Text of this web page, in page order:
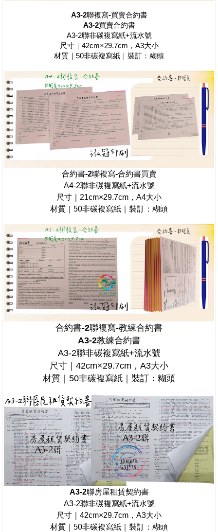
A3-2聯複寫-買賣合約書
A3-2買賣合約書
A3-2聯非碳複寫紙+流水號
尺寸｜42cm×29.7cm，A3大小
材質｜50非碳複寫紙｜裝訂：糊頭
合約書-2聯複寫-合約書買賣
A4-2聯非碳複寫紙+流水號
尺寸｜21cm×29.7cm，A4大小
材質｜50非碳複寫紙｜裝訂：糊頭
合約書-2聯複寫-教練合約書
A3-2教練合約書
A3-2聯非碳複寫紙+流水號
尺寸｜42cm×29.7cm，A3大小
材質｜50非碳複寫紙｜裝訂：糊頭
A3-2聯房屋租賃契約書
A3-2聯非碳複寫紙+流水號
尺寸｜42cm×29.7cm，A3大小
材質｜50非碳複寫紙｜裝訂：糊頭